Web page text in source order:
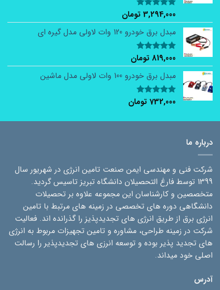
نمره5.00
از 5
3,294,000 تومان
مبدل برق خودرو 120 وات لاولی مدل گیره ای
نمره5.00
از 5
819,000 تومان
مبدل برق خودرو 100 وات لاولی مدل ماشین
نمره5.00732,000 تومان
درباره ما
شرکت فنی و مهندسی ایمن صنعت تامین انرژی در شهریور سال
1399 توسط فارغ التحصیلان دانشگاه تبریز تاسیس گردید.
متخصصین و کارشناسان این مجموعه علاوه بر تحصیلات
دانشگاهی دوره های تخصصی در زمینه های مرتبط با تامین
انرژی برق از طریق انرژی های تجدیدپذیز را گذرانده اند. فعالیت
شرکت در زمینه طراحی، مشاوره و تامین تجهیزات مربوط به انرژی
های تجدید پذیر بوده و توسعه انرزی های تجدیدپذیر را رسالت
اصلی خود میداند.
آدرس